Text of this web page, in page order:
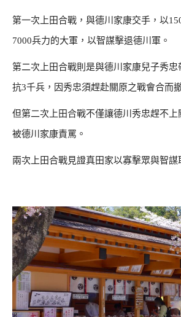
第一次上田合戰，與德川家康交手，以
7000兵力的大軍，以智謀擊退德川軍。
第二次上田合戰則是與德川家康兒子秀
抗3千兵，因秀忠須趕赴關原之戰會合而
但第二次上田合戰不僅讓德川秀忠趕不上
被德川家康責罵。
兩次上田合戰見證真田家以寡擊眾與智謀